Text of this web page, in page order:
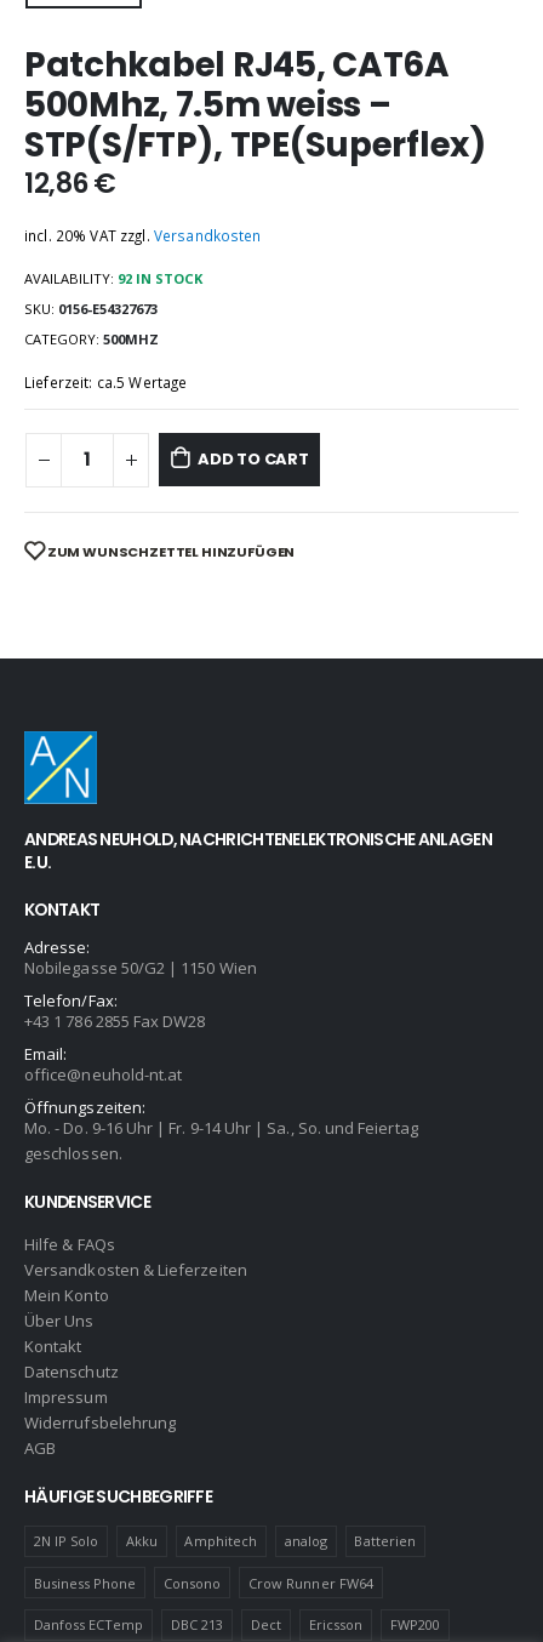
Patchkabel RJ45, CAT6A
500Mhz, 7.5m weiss –
STP(S/FTP), TPE(Superflex)
12,86€
incl. 20% VAT zzgl. Versandkosten
AVAILABILITY: 92 IN STOCK
SKU: 0156-E54327673
CATEGORY: 500MHZ
Lieferzeit: ca.5 Wertage
ADD TO CART
ZUM WUNSCHZETTEL HINZUFÜGEN
ANDREAS NEUHOLD, NACHRICHTENELEKTRONISCHE ANLAGEN
E.U.
KONTAKT
Adresse:
Nobilegasse 50/G2 | 1150 Wien
Telefon/Fax:
+43 1 786 2855 Fax DW28
Email:
office@neuhold-nt.at
Öffnungszeiten:
Mo. - Do. 9-16 Uhr | Fr. 9-14 Uhr | Sa., So. und Feiertag
geschlossen.
KUNDENSERVICE
Hilfe & FAQs
Versandkosten & Lieferzeiten
Mein Konto
Über Uns
Kontakt
Datenschutz
Impressum
Widerrufsbelehrung
AGB
HÄUFIGE SUCHBEGRIFFE
2N IP Solo Akku Amphitech analog Batterien
Business Phone Consono Crow Runner FW64
Danfoss ECTemp DBC 213 Dect Ericsson FWP200